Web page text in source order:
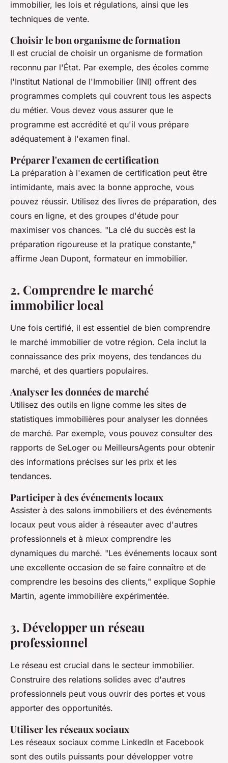
immobilier, les lois et régulations, ainsi que les
techniques de vente.
Choisir le bon organisme de formation
Il est crucial de choisir un organisme de formation
reconnu par l'État. Par exemple, des écoles comme
l'Institut National de l'Immobilier (INI) offrent des
programmes complets qui couvrent tous les aspects
du métier. Vous devez vous assurer que le
programme est accrédité et qu'il vous prépare
adéquatement à l'examen final.
Préparer l'examen de certification
La préparation à l'examen de certification peut être
intimidante, mais avec la bonne approche, vous
pouvez réussir. Utilisez des livres de préparation, des
cours en ligne, et des groupes d'étude pour
maximiser vos chances. "La clé du succès est la
préparation rigoureuse et la pratique constante,"
affirme Jean Dupont, formateur en immobilier.
2. Comprendre le marché
immobilier local
Une fois certifié, il est essentiel de bien comprendre
le marché immobilier de votre région. Cela inclut la
connaissance des prix moyens, des tendances du
marché, et des quartiers populaires.
Analyser les données de marché
Utilisez des outils en ligne comme les sites de
statistiques immobilières pour analyser les données
de marché. Par exemple, vous pouvez consulter des
rapports de SeLoger ou MeilleursAgents pour obtenir
des informations précises sur les prix et les
tendances.
Participer à des événements locaux
Assister à des salons immobiliers et des événements
locaux peut vous aider à réseauter avec d'autres
professionnels et à mieux comprendre les
dynamiques du marché. "Les événements locaux sont
une excellente occasion de se faire connaître et de
comprendre les besoins des clients," explique Sophie
Martin, agente immobilière expérimentée.
3. Développer un réseau
professionnel
Le réseau est crucial dans le secteur immobilier.
Construire des relations solides avec d'autres
professionnels peut vous ouvrir des portes et vous
apporter des opportunités.
Utiliser les réseaux sociaux
Les réseaux sociaux comme LinkedIn et Facebook
sont des outils puissants pour développer votre